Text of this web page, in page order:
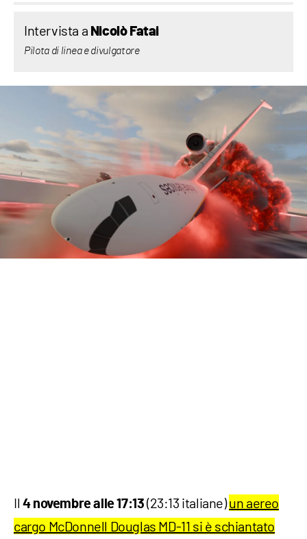
Intervista a Nicolò Fatai
Pilota di linea e divulgatore
Il 4 novembre alle17:13 (23:13 italiane)un aereo
cargo McDonnell Douglas MD-11 si è schiantato